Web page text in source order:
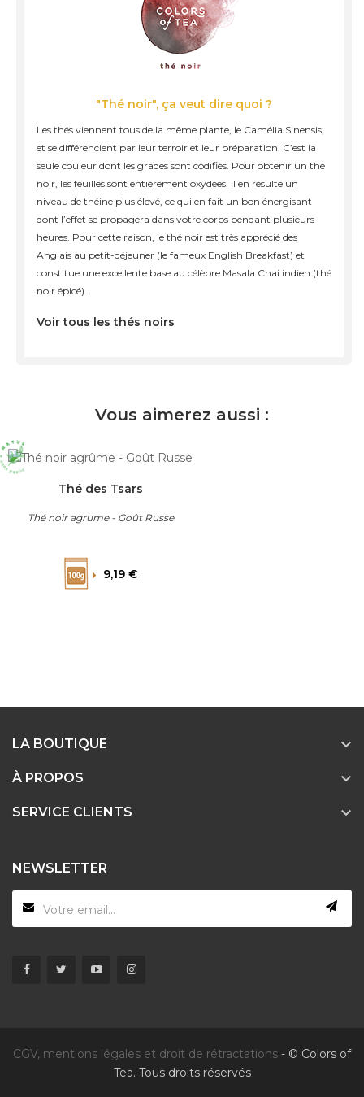
"Thé noir", ça veut dire quoi ?
Les thés viennent tous de la même plante, le Camélia Sinensis,
et se différencient par leur terroir et leur préparation. C’est la
seule couleur dont les grades sont codifiés. Pour obtenir un thé
noir, les feuilles sont entièrement oxydées. Il en résulte un
niveau de théine plus élevé, ce qui en fait un bon énergisant
dont l’effet se propagera dans votre corps pendant plusieurs
heures. Pour cette raison, le thé noir est très apprécié des
Anglais au petit-déjeuner (le fameux English Breakfast) et
constitue une excellente base au célèbre Masala Chai indien (thé
noir épicé)…
Voir tous les thés noirs
Vous aimerez aussi :
Thé des Tsars
Thé noir agrume - Goût Russe
Prix
9,19 €
LA BOUTIQUE 
À PROPOS 
SERVICE CLIENTS 
NEWSLETTER
CGV, mentions légales et droit de rétractations - © Colors of
Tea. Tous droits réservés